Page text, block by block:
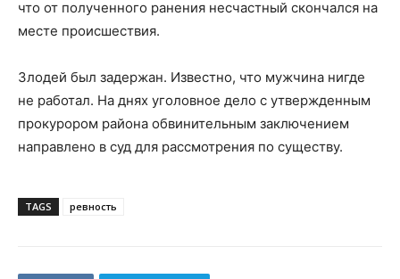
что от полученного ранения несчастный скончался на
месте происшествия.
Злодей был задержан. Известно, что мужчина нигде
не работал. На днях уголовное дело с утвержденным
прокурором района обвинительным заключением
направлено в суд для рассмотрения по существу.
TAGS ревность